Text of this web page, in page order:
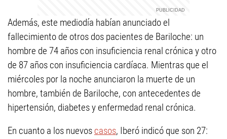
Además, este mediodía habían anunciado el
fallecimiento de otros dos pacientes de Bariloche: un
hombre de 74 años con insuficiencia renal crónica y otro
de 87 años con insuficiencia cardíaca. Mientras que el
miércoles por la noche anunciaron la muerte de un
hombre, también de Bariloche, con antecedentes de
hipertensión, diabetes y enfermedad renal crónica.
En cuanto a los nuevos casos, Iberó indicó que son 27: